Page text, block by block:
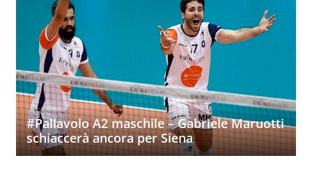
#Pallavolo A2 maschile – Gabriele Maruotti
schiaccerà ancora per Siena